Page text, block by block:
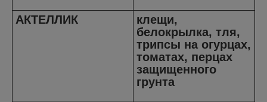
АКТЕЛЛИК
клещи,
белокрылка, тля,
трипсы на огурцах,
томатах, перцах
защищенного
грунта